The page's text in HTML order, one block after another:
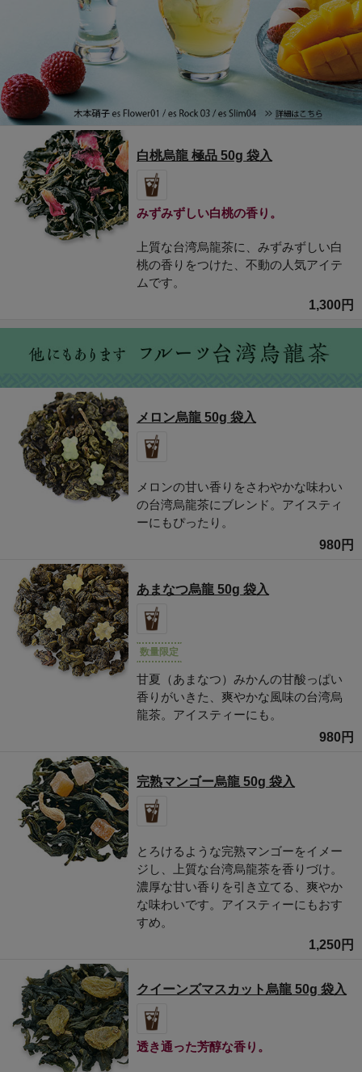
白桃烏龍 極品 50g 袋入
みずみずしい白桃の香り。
上質な台湾烏龍茶に、みずみずしい白
桃の香りをつけた、不動の人気アイテ
ムです。
1,300円
メロン烏龍 50g 袋入
メロンの甘い香りをさわやかな味わい
の台湾烏龍茶にブレンド。アイスティ
ーにもぴったり。
980円
あまなつ烏龍 50g 袋入
数量限定
甘夏（あまなつ）みかんの甘酸っぱい
香りがいきた、爽やかな風味の台湾烏
龍茶。アイスティーにも。
980円
完熟マンゴー烏龍 50g 袋入
とろけるような完熟マンゴーをイメー
ジし、上質な台湾烏龍茶を香りづけ。
濃厚な甘い香りを引き立てる、爽やか
な味わいです。アイスティーにもおす
すめ。
1,250円
クイーンズマスカット烏龍 50g 袋入
透き通った芳醇な香り。